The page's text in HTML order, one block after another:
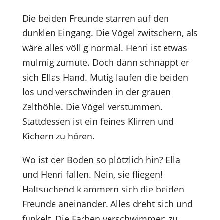
Die beiden Freunde starren auf den
dunklen Eingang. Die Vögel zwitschern, als
wäre alles völlig normal. Henri ist etwas
mulmig zumute. Doch dann schnappt er
sich Ellas Hand. Mutig laufen die beiden
los und verschwinden in der grauen
Zelthöhle. Die Vögel verstummen.
Stattdessen ist ein feines Klirren und
Kichern zu hören.
Wo ist der Boden so plötzlich hin? Ella
und Henri fallen. Nein, sie fliegen!
Haltsuchend klammern sich die beiden
Freunde aneinander. Alles dreht sich und